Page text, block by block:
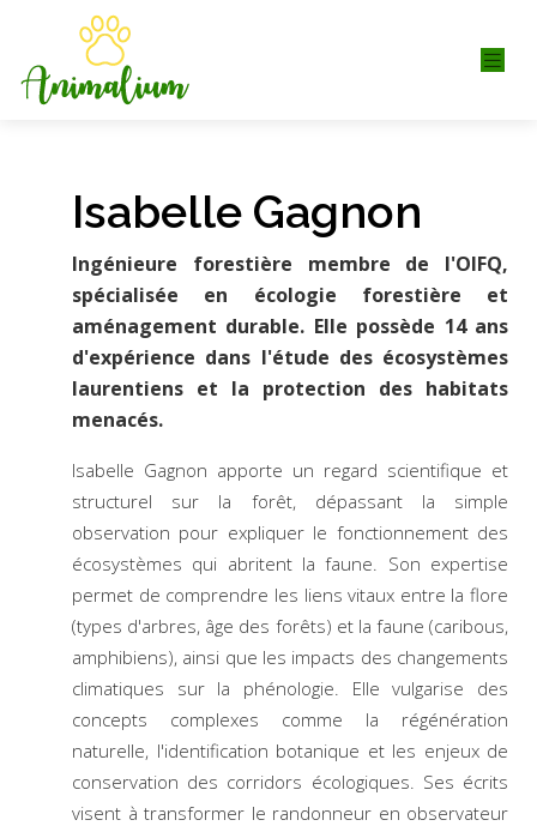
Isabelle Gagnon
Ingénieure forestière membre de l'OIFQ,
spécialisée en écologie forestière et
aménagement durable. Elle possède 14 ans
d'expérience dans l'étude des écosystèmes
laurentiens et la protection des habitats
menacés.
Isabelle Gagnon apporte un regard scientifique et
structurel sur la forêt, dépassant la simple
observation pour expliquer le fonctionnement des
écosystèmes qui abritent la faune. Son expertise
permet de comprendre les liens vitaux entre la flore
(types d'arbres, âge des forêts) et la faune (caribous,
amphibiens), ainsi que les impacts des changements
climatiques sur la phénologie. Elle vulgarise des
concepts complexes comme la régénération
naturelle, l'identification botanique et les enjeux de
conservation des corridors écologiques. Ses écrits
visent à transformer le randonneur en observateur